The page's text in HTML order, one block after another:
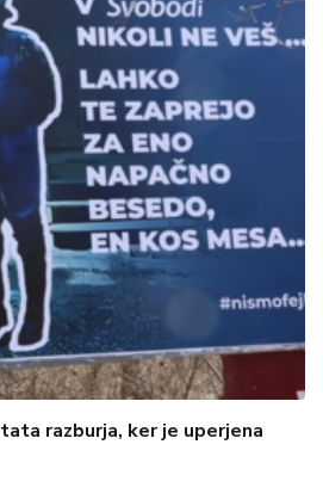
razburja, ker je uperjena